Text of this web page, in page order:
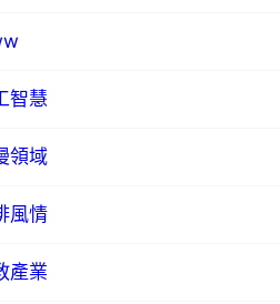
智慧
領域
風情
產業